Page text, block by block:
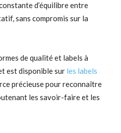
d’équilibre entre
sans compromis sur la
de qualité et labels à
est disponible sur les labels
précieuse pour reconnaître
les savoir-faire et les